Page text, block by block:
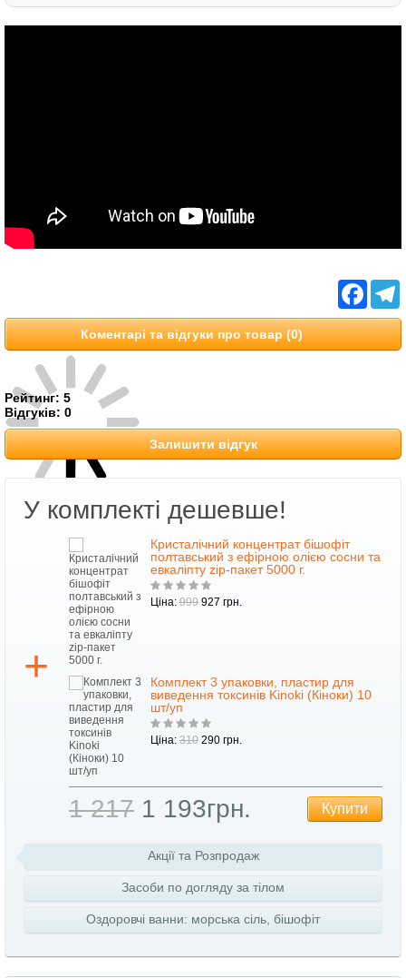
Коментарі та відгуки про товар (0)
Рейтинг: 5
Відгуків: 0
Залишити відгук
У комплекті дешевше!
Кристалічний концентрат бішофіт
полтавський з ефірною олією сосни та
евкаліпту zip-пакет 5000 г.
Ціна: 999 927 грн.
Комплект 3 упаковки, пластир для
виведення токсинів Kinoki (Кіноки) 10
шт/уп
Ціна: 310 290 грн.
1 217 1 193грн. Купити
Акції та Розпродаж
Засоби по догляду за тілом
Оздоровчі ванни: морська сіль, бішофіт